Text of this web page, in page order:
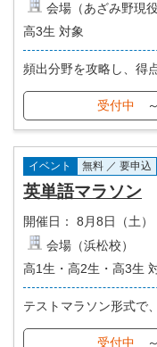
会場（あざみ野現役
高3生 対象
頻出分野を攻略し、得
受付中
イベント 無料 ／ 要申込
英単語マラソン
開催日：
8月8日（土）
会場（浜松校）
高1生・高2生・高3生
テストマラソン形式で
受付中